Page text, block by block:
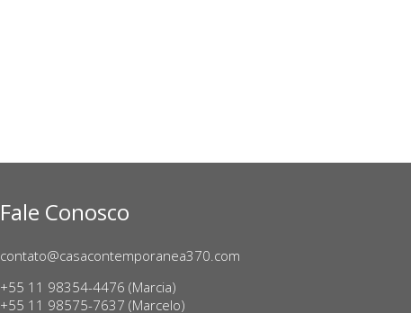
Fale Conosco
contato@casacontemporanea370.com
+55 11 98354-4476 (Marcia)
+55 11 98575-7637 (Marcelo)